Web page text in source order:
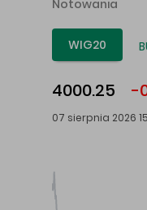
Notowania
WIG20
4000.25 -
07 sierpnia 2026